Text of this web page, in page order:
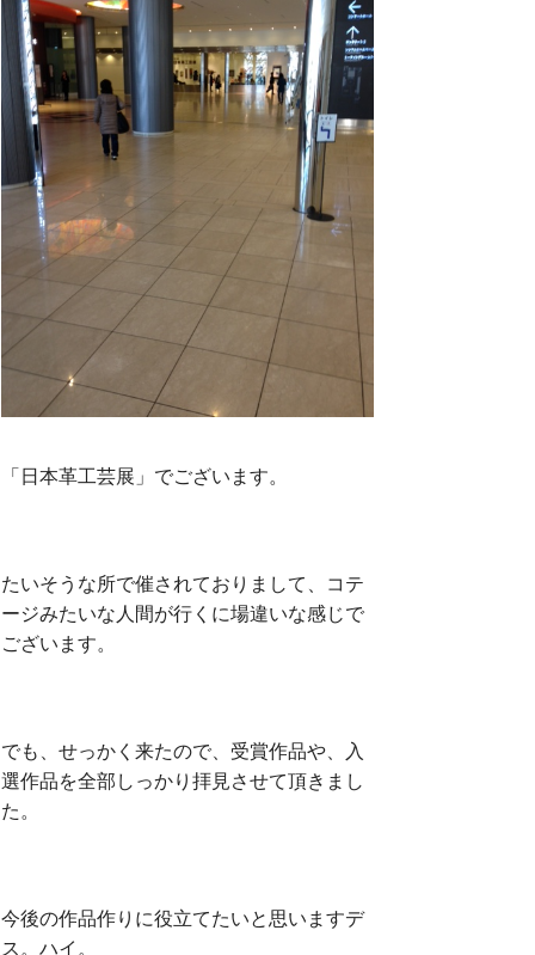
「日本革工芸展」でございます。
たいそうな所で催されておりまして、コテ
ージみたいな人間が行くに場違いな感じで
ございます。
でも、せっかく来たので、受賞作品や、入
選作品を全部しっかり拝見させて頂きまし
た。
今後の作品作りに役立てたいと思いますデ
ス。ハイ。